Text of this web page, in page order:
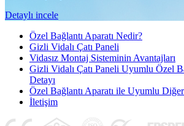
Detaylı incele
Özel Bağlantı Aparatı Nedir?
Gizli Vidalı Çatı Paneli
Vidasız Montaj Sisteminin Avantajları
Gizli Vidalı Çatı Paneli Uyumlu Özel
Detayı
Özel Bağlantı Aparatı ile Uyumlu
İletişim